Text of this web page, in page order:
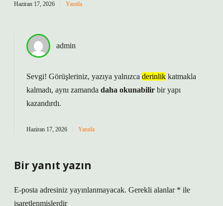
Haziran 17, 2026 Yanıtla
admin
Sevgi! Görüşleriniz, yazıya yalnızca derinlik katmakla
kalmadı, aynı zamanda daha okunabilir bir yapı
kazandırdı.
Haziran 17, 2026 Yanıtla
Bir yanıt yazın
E-posta adresiniz yayınlanmayacak. Gerekli alanlar * ile
işaretlenmişlerdir